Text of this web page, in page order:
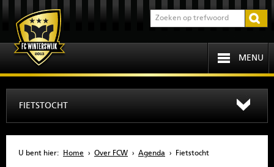
MENU
FIETSTOCHT
U bent hier: Home › Over FCW › Agenda › Fietstocht